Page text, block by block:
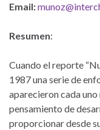
Email:
Resumen:
Cuando el reporte
1987 una serie de
aparecieron cada
pensamiento de
proporcionar desde